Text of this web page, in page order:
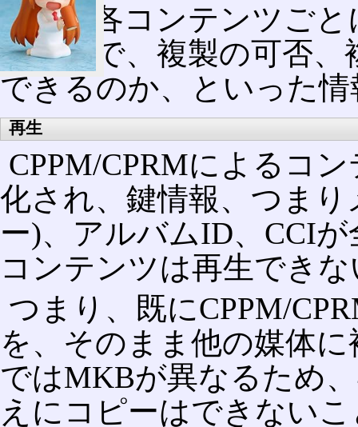
CCIは各コンテンツご
限情報で、複製の可否
できるのか、といった
再生
CPPM/CPRMによるコ
化され、鍵情報、つま
ー)、アルバムID、CCI
コンテンツは再生できな
つまり、既にCPPM/
を、そのまま他の媒体
ではMKBが異なるため
えにコピーはできない